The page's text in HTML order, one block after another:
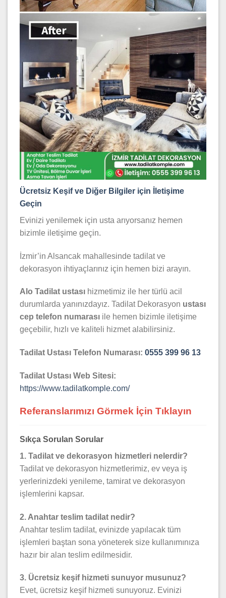
Ücretsiz Keşif ve Diğer Bilgiler için İletişime
Geçin
Evinizi yenilemek için usta arıyorsanız hemen
bizimle iletişime geçin.
İzmir’in Alsancak mahallesinde tadilat ve
dekorasyon ihtiyaçlarınız için hemen bizi arayın.
Alo Tadilat ustası hizmetimiz ile her türlü acil
durumlarda yanınızdayız. Tadilat Dekorasyon ustası
cep telefon numarası ile hemen bizimle iletişime
geçebilir, hızlı ve kaliteli hizmet alabilirsiniz.
Tadilat Ustası Telefon Numarası: 0555 399 96 13
Tadilat Ustası Web Sitesi:
https://www.tadilatkomple.com/
Referanslarımızı Görmek İçin Tıklayın
Sıkça Sorulan Sorular
1. Tadilat ve dekorasyon hizmetleri nelerdir?
Tadilat ve dekorasyon hizmetlerimiz, ev veya iş
yerlerinizdeki yenileme, tamirat ve dekorasyon
işlemlerini kapsar.
2. Anahtar teslim tadilat nedir?
Anahtar teslim tadilat, evinizde yapılacak tüm
işlemleri baştan sona yöneterek size kullanımınıza
hazır bir alan teslim edilmesidir.
3. Ücretsiz keşif hizmeti sunuyor musunuz?
Evet, ücretsiz keşif hizmeti sunuyoruz. Evinizi